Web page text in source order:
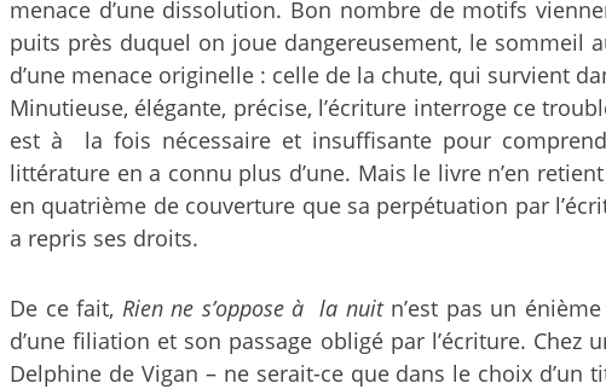
menace d’une dissolution. Bon nombre de motifs
puits près duquel on joue dangereusement, le sommeil
d’une menace originelle : celle de la chute, qui survient
Minutieuse, élégante, précise, l’écriture interroge ce
est à la fois nécessaire et insuffisante pour
littérature en a connu plus d’une. Mais le livre n’en
en quatrième de couverture que sa perpétuation par
a repris ses droits.
De ce fait, Rien ne s’oppose à la nuit n’est pas un
d’une filiation et son passage obligé par l’écriture. Chez
Delphine de Vigan – ne serait-ce que dans le choix